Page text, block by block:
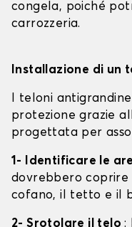
congela, poiché
carrozzeria.
Installazione di un
I teloni
protezione grazie
progettata per
1- Identificare le
dovrebbero coprire
cofano, il tetto e il
2- Srotolare il telo: